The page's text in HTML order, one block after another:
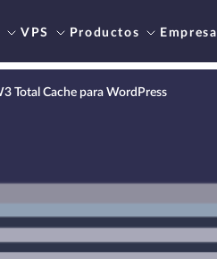
VPS Productos Empresa
Total Cache para WordPress